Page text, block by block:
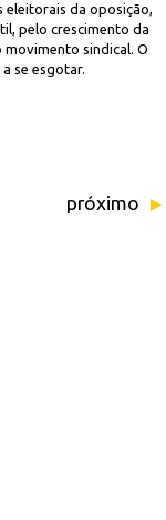
eleitorais da oposição,
pelo crescimento da
movimento sindical. O
se esgotar.
próximo